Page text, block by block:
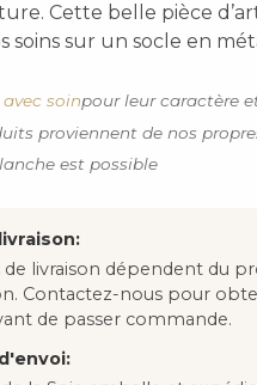
Cette belle pièce
soins sur un socle en
soinpour leur caractère
proviennent de nos
est possible
de livraison dépendent du
Contactez-nous pour
de passer commande.